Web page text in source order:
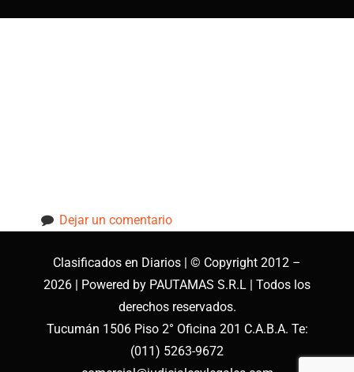
Dejar un comentario
Clasificados en Diarios | © Copyright 2012 –
2026 | Powered by PAUTAMAS S.R.L | Todos los
derechos reservados.
Tucumán 1506 Piso 2° Oficina 201 C.A.B.A. Te:
(011) 5263-9672